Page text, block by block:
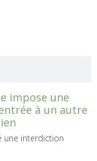
impose une
à un autre
une interdiction